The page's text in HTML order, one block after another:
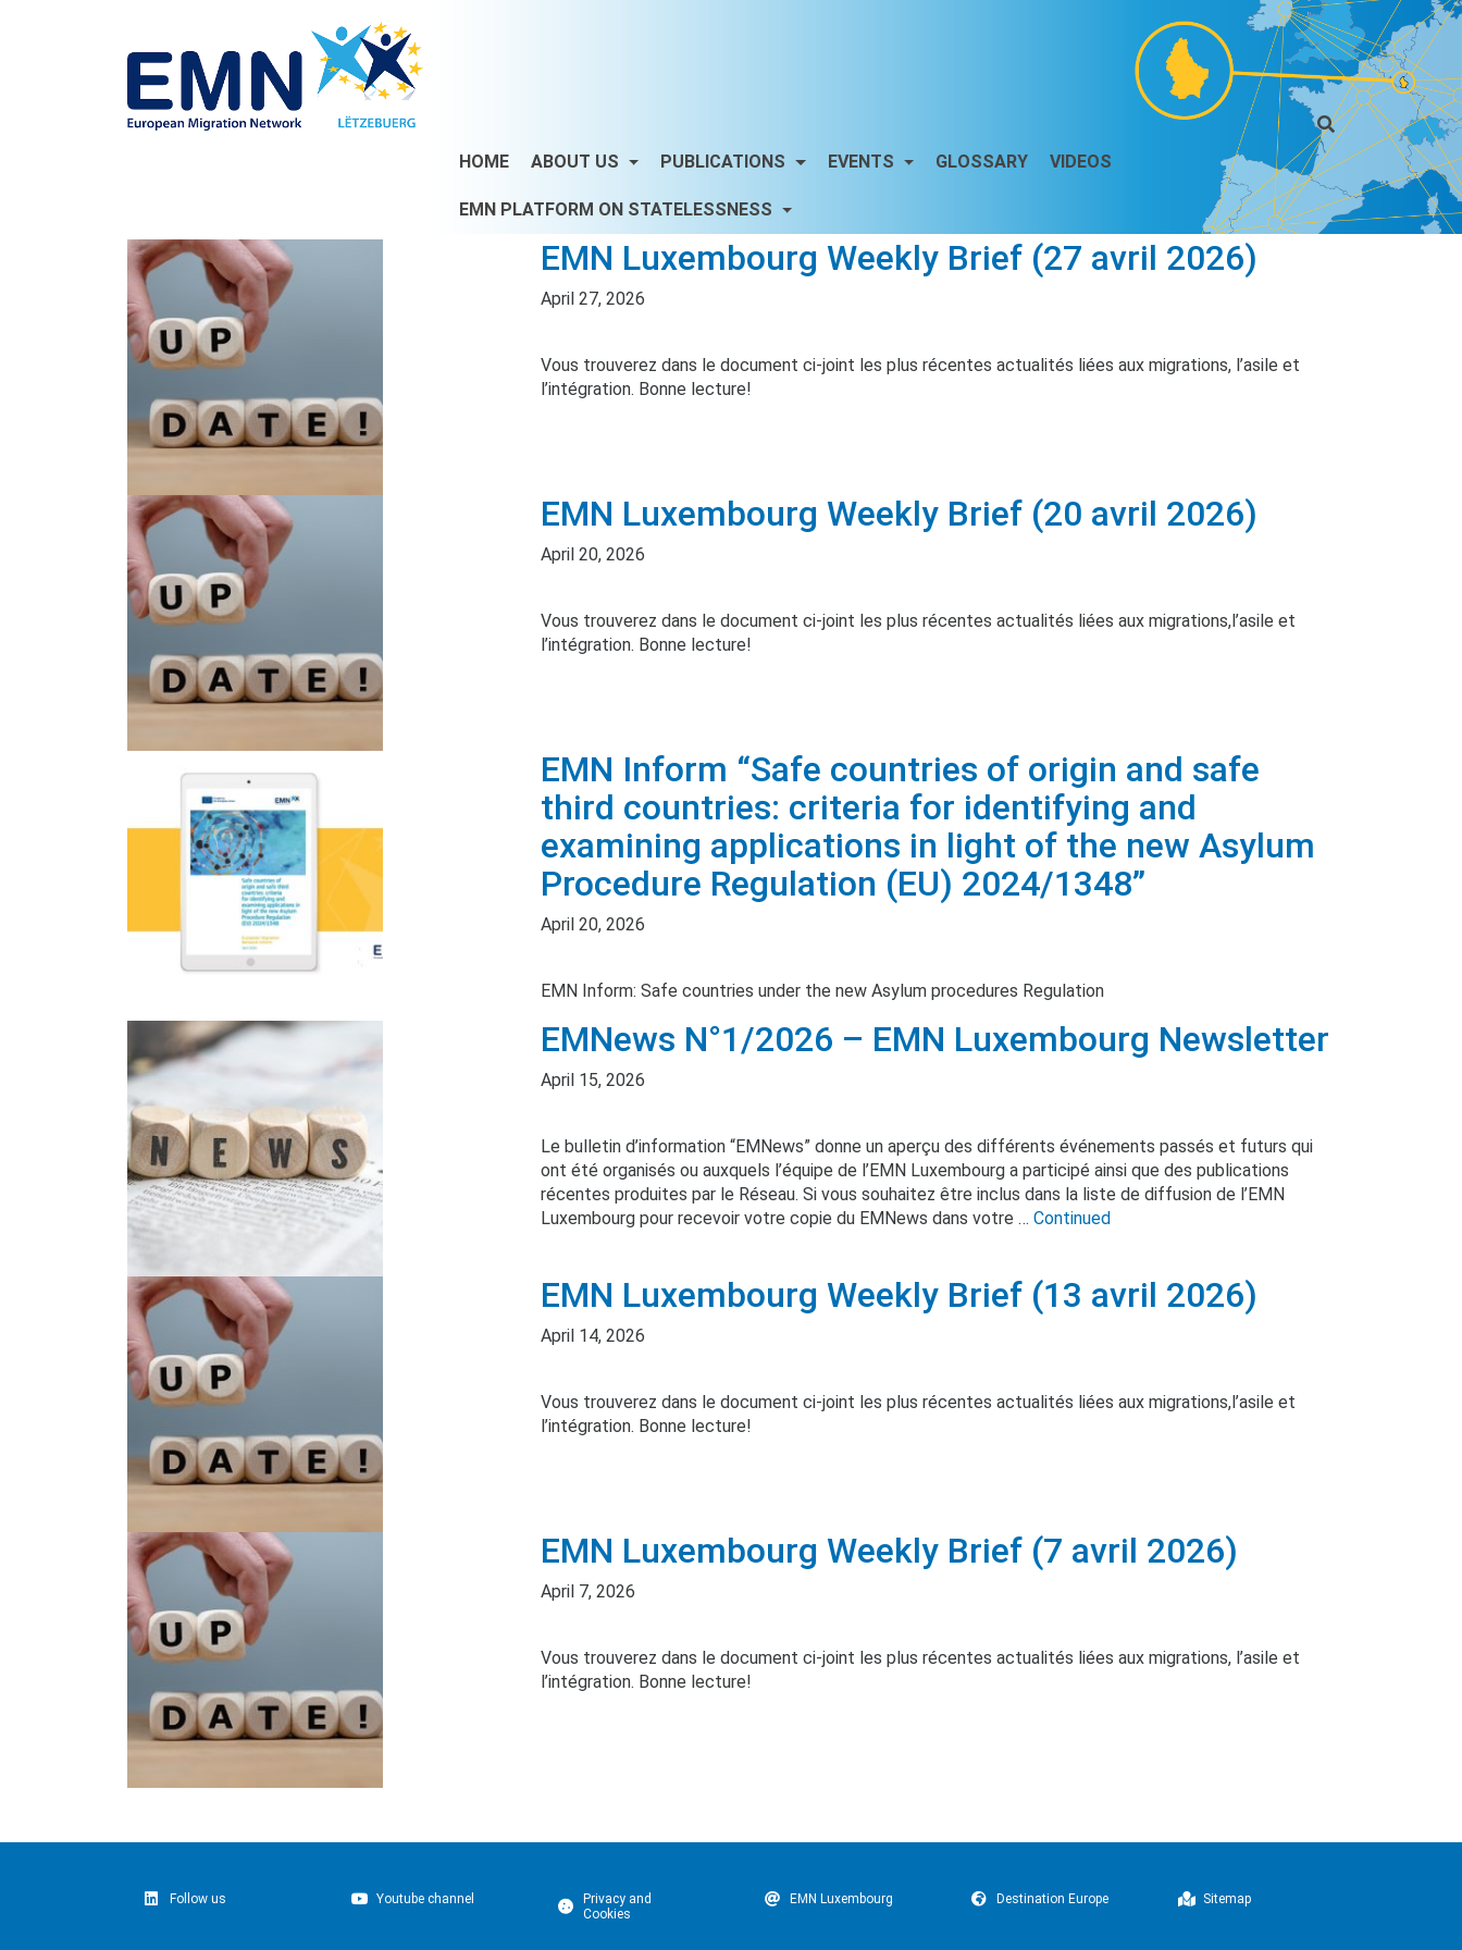
HOME ABOUT US PUBLICATIONS EVENTS GLOSSARY VIDEOS
EMN PLATFORM ON STATELESSNESS
EMN Luxembourg Weekly Brief (27 avril 2026)
April 27, 2026
Vous trouverez dans le document ci-joint les plus récentes actualités liées aux migrations, l’asile et
l’intégration. Bonne lecture!
EMN Luxembourg Weekly Brief (20 avril 2026)
April 20, 2026
Vous trouverez dans le document ci-joint les plus récentes actualités liées aux migrations,l’asile et
l’intégration. Bonne lecture!
EMN Inform “Safe countries of origin and safe
third countries: criteria for identifying and
examining applications in light of the new Asylum
Procedure Regulation (EU) 2024/1348”
April 20, 2026
EMN Inform: Safe countries under the new Asylum procedures Regulation
EMNews N°1/2026 – EMN Luxembourg Newsletter
April 15, 2026
Le bulletin d’information “EMNews” donne un aperçu des différents événements passés et futurs qui
ont été organisés ou auxquels l’équipe de l’EMN Luxembourg a participé ainsi que des publications
récentes produites par le Réseau. Si vous souhaitez être inclus dans la liste de diffusion de l’EMN
Luxembourg pour recevoir votre copie du EMNews dans votre … Continued
EMN Luxembourg Weekly Brief (13 avril 2026)
April 14, 2026
Vous trouverez dans le document ci-joint les plus récentes actualités liées aux migrations,l’asile et
l’intégration. Bonne lecture!
EMN Luxembourg Weekly Brief (7 avril 2026)
April 7, 2026
Vous trouverez dans le document ci-joint les plus récentes actualités liées aux migrations, l’asile et
l’intégration. Bonne lecture!
Follow us Youtube channel
Privacy and
Cookies
EMN Luxembourg Destination Europe Sitemap